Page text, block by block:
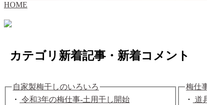
HOME
カテゴリ新着記事・新着コメント
自家製梅干しのいろいろ
・ 令和3年の梅仕事-土用干し開始
梅仕
・ 道